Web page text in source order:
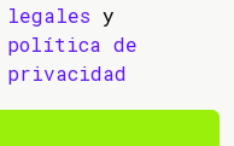
legales y
política de
privacidad